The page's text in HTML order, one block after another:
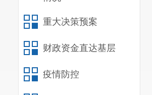
重大决策预案
财政资金直达基层
疫情防控